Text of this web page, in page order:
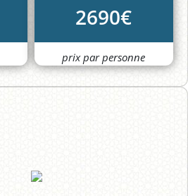
2690€
prix par personne